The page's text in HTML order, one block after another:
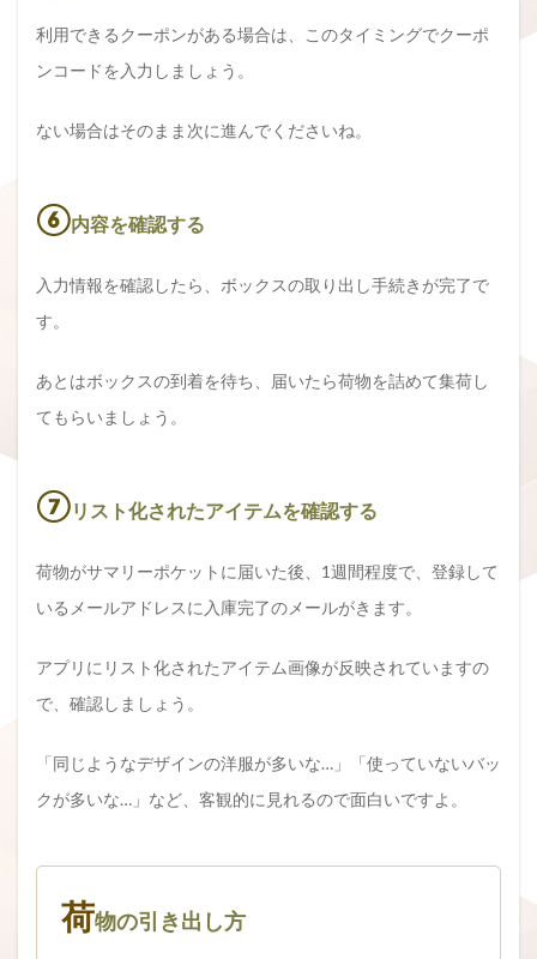
利用できるクーポンがある場合は、このタイミングでクーポ
ンコードを入力しましょう。
ない場合はそのまま次に進んでくださいね。
⑥内容を確認する
入力情報を確認したら、ボックスの取り出し手続きが完了で
す。
あとはボックスの到着を待ち、届いたら荷物を詰めて集荷し
てもらいましょう。
⑦リスト化されたアイテムを確認する
荷物がサマリーポケットに届いた後、1週間程度で、登録して
いるメールアドレスに入庫完了のメールがきます。
アプリにリスト化されたアイテム画像が反映されていますの
で、確認しましょう。
「同じようなデザインの洋服が多いな…」「使っていないバッ
クが多いな…」など、客観的に見れるので面白いですよ。
荷物の引き出し方